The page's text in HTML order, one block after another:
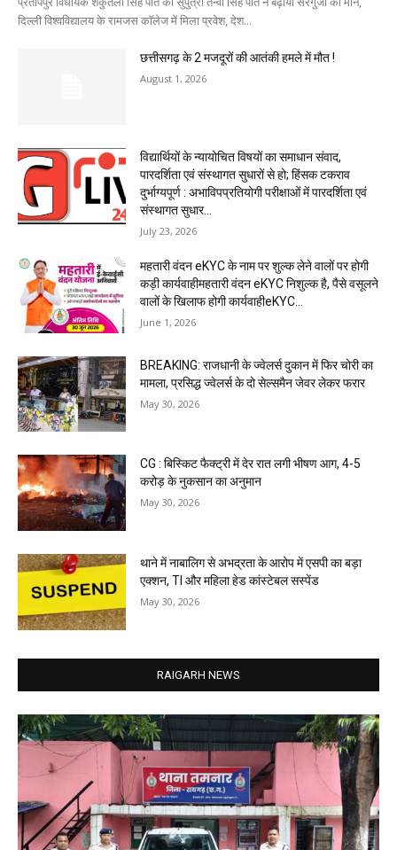
दिल्ली विश्वविद्यालय के रामजस कॉलेज में मिला प्रवेश, देश...
छत्तीसगढ़ के 2 मजदूरों की आतंकी हमले में मौत !
August 1, 2026
विद्यार्थियों के न्यायोचित विषयों का समाधान संवाद,
पारदर्शिता एवं संस्थागत सुधारों से हो; हिंसक टकराव
दुर्भाग्यपूर्ण : अभाविपप्रतियोगी परीक्षाओं में पारदर्शिता एवं
संस्थागत सुधार...
July 23, 2026
महतारी वंदन eKYC के नाम पर शुल्क लेने वालों पर होगी
कड़ी कार्यवाहीमहतारी वंदन eKYC निशुल्क है, पैसे वसूलने
वालों के खिलाफ होगी कार्यवाहीeKYC...
June 1, 2026
BREAKING: राजधानी के ज्वेलर्स दुकान में फिर चोरी का
मामला, प्रसिद्ध ज्वेलर्स के दो सेल्समैन जेवर लेकर फरार
May 30, 2026
CG : बिस्किट फैक्ट्री में देर रात लगी भीषण आग, 4-5
करोड़ के नुकसान का अनुमान
May 30, 2026
थाने में नाबालिग से अभद्रता के आरोप में एसपी का बड़ा
एक्शन, TI और महिला हेड कांस्टेबल सस्पेंड
May 30, 2026
RAIGARH NEWS